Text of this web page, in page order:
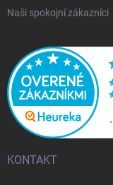
Naši spokojní zákazníci
KONTAKT